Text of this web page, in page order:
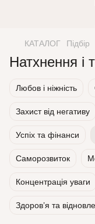
КАТАЛОГ Підбір
Натхнення і
Любов і ніжність
Захист від негативу
Успіх та фінанси
Саморозвиток
Концентрація уваги
Здоров’я та